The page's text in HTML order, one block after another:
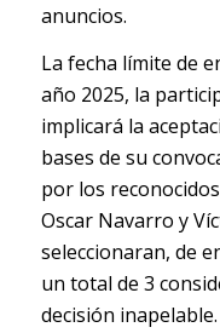
anuncios.
La fecha límite de
año 2025, la
implicará la
bases de su
por los
Oscar Navarro y
seleccionaran, de
un total de 3
decisión inapelable.